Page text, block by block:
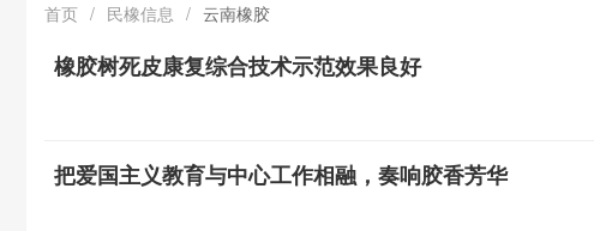
首页 / 民橡信息 / 云南橡胶
橡胶树死皮康复综合技术示范效果良好
把爱国主义教育与中心工作相融，奏响胶香芳华